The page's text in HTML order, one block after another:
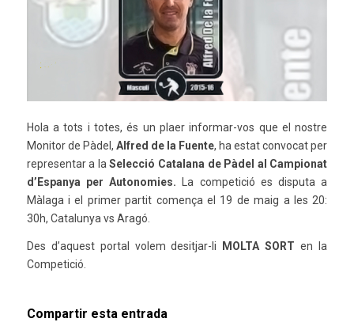
Hola a tots i totes, és un plaer informar-vos que el nostre
Monitor de Pàdel, Alfred de la Fuente, ha estat convocat per
representar a laSelecció Catalana de Pàdel al Campionat
d’Espanya per Autonomies. La competició es disputa a
Màlaga i el primer partit comença el 19 de maig a les 20:
30h, Catalunya vs Aragó.
Des d’aquest portal volem desitjar-li MOLTA SORT en la
Competició.
Compartir esta entrada